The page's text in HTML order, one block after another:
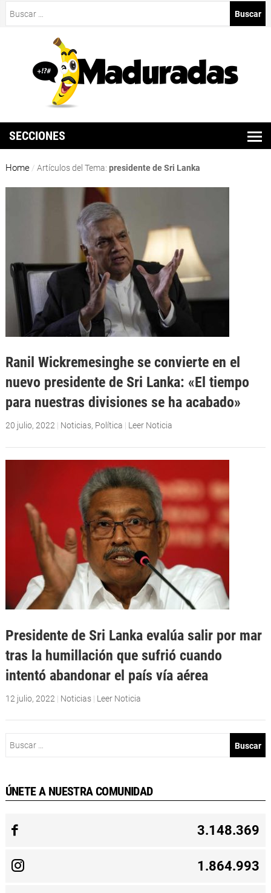
SECCIONES
Home / Artículos del Tema: presidente de Sri Lanka
Ranil Wickremesinghe se convierte en el
nuevo presidente de Sri Lanka: «El tiempo
para nuestras divisiones se ha acabado»
20 julio, 2022| Noticias, Política | Leer Noticia
Presidente de Sri Lanka evalúa salir por mar
tras la humillación que sufrió cuando
intentó abandonar el país vía aérea
12 julio, 2022 | Noticias | Leer Noticia
ÚNETE A NUESTRA COMUNIDAD
3.148.369
1.864.993